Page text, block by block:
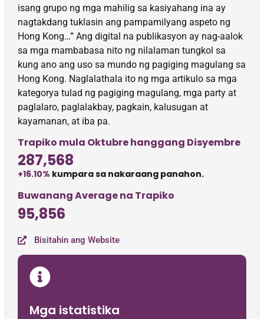
isang grupo ng mga mahilig sa kasiyahang ina ay
nagtakdang tuklasin ang pampamilyang aspeto ng
Hong Kong…” Ang digital na publikasyon ay nag-aalok
sa mga mambabasa nito ng nilalaman tungkol sa
kung ano ang uso sa mundo ng pagiging magulang sa
Hong Kong. Naglalathala ito ng mga artikulo sa mga
kategorya tulad ng pagiging magulang, mga party at
paglalaro, paglalakbay, pagkain, kalusugan at
kayamanan, at iba pa.
Trapiko mula Oktubre hanggang Disyembre
287,568
+16.10% kumpara sa nakaraang panahon.
Buwanang Average na Trapiko
95,856
Bisitahin ang Website
Mga istatistika